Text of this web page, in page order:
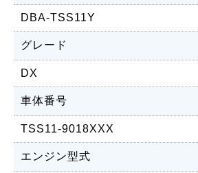
DBA-TSS11Y
グレード
DX
車体番号
TSS11-9018XXX
エンジン型式